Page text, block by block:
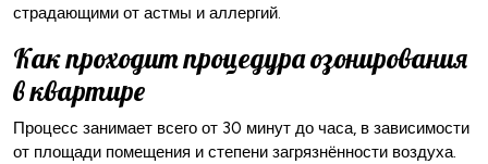
страдающими от астмы и аллергий.
Как проходит процедура озонирования
в квартире
Процесс занимает всего от 30 минут до часа, в зависимости
от площади помещения и степени загрязнённости воздуха.